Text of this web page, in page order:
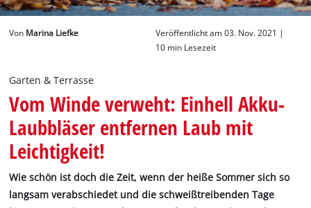
Deutsch
DEDeutsch
Von Marina Liefke
Veröffentlicht am 03. Nov. 2021 |
10 min Lesezeit
Garten & Terrasse
Vom Winde verweht: Einhell Akku-
Laubbläser entfernen Laub mit
Leichtigkeit!
Wie schön ist doch die Zeit, wenn der heiße Sommer sich so
langsam verabschiedet und die schweißtreibenden Tage